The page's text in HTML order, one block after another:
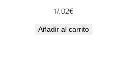
17,02€
Añadir al carrito